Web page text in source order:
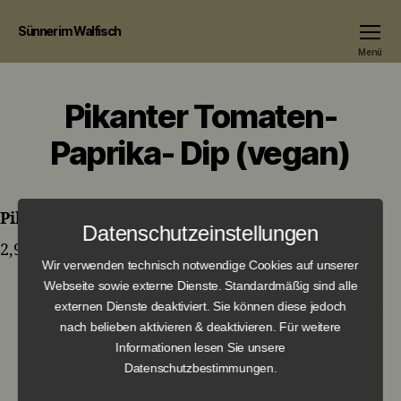
Sünner im Walfisch
Menü
Pikanter Tomaten-
Paprika- Dip (vegan)
Pikanter Tomaten- Paprika- Dip (vegan)
2,90 €
Mayonnaise / Ketchup
Kräuter Creme fraiche (vegan)
Datenschutzeinstellungen
Wir verwenden technisch notwendige Cookies auf unserer
Webseite sowie externe Dienste. Standardmäßig sind alle
externen Dienste deaktiviert. Sie können diese jedoch
nach belieben aktivieren & deaktivieren. Für weitere
Informationen lesen Sie unsere
Datenschutzbestimmungen.